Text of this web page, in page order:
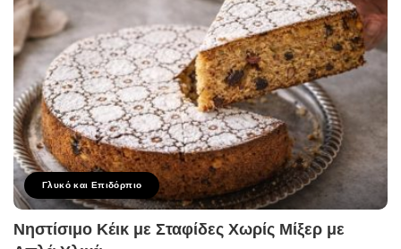
Γλυκό και Επιδόρπιο
Νηστίσιμο Κέικ με Σταφίδες Χωρίς Μίξερ με